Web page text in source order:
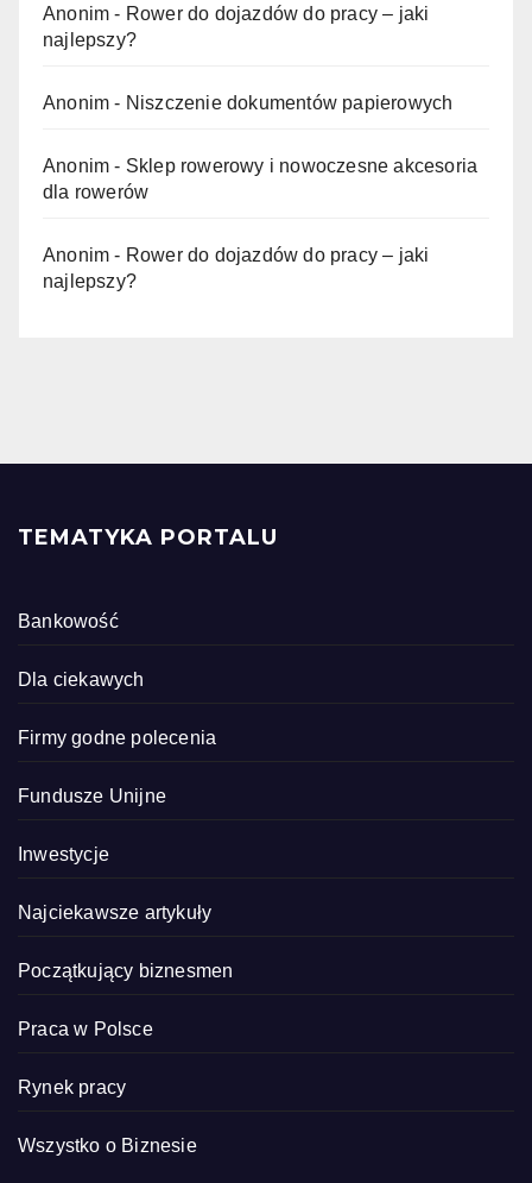
Anonim - Rower do dojazdów do pracy – jaki
najlepszy?
Anonim - Niszczenie dokumentów papierowych
Anonim - Sklep rowerowy i nowoczesne akcesoria
dla rowerów
Anonim - Rower do dojazdów do pracy – jaki
najlepszy?
TEMATYKA PORTALU
Bankowość
Dla ciekawych
Firmy godne polecenia
Fundusze Unijne
Inwestycje
Najciekawsze artykuły
Początkujący biznesmen
Praca w Polsce
Rynek pracy
Wszystko o Biznesie